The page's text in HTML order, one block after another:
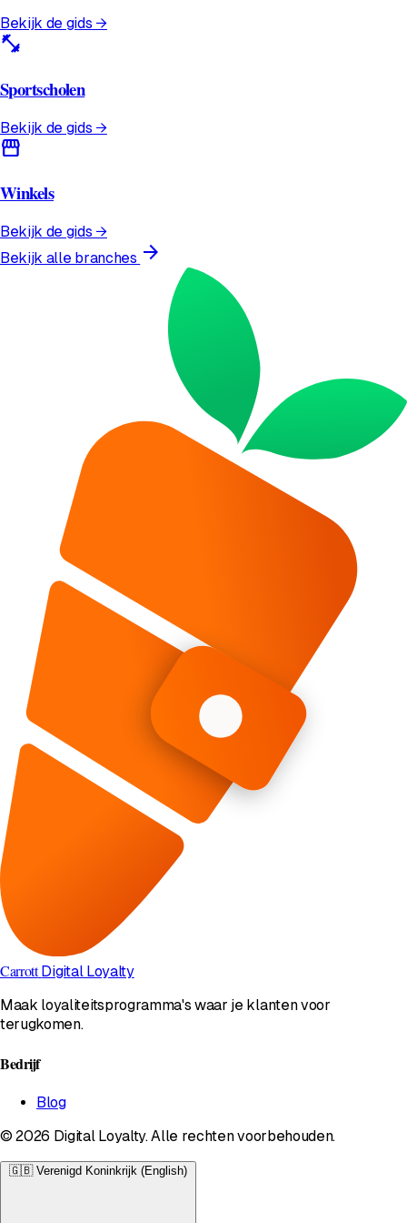
Bekijk de gids →
fitness_center
Sportscholen
Bekijk de gids →
storefront
Winkels
Bekijk de gids →
Bekijk alle branches arrow_forward
Carrott Digital Loyalty
Maak loyaliteitsprogramma's waar je klanten voor
terugkomen.
Bedrijf
Blog
© 2026 Digital Loyalty. Alle rechten voorbehouden.
🇬🇧 Verenigd Koninkrijk (English)